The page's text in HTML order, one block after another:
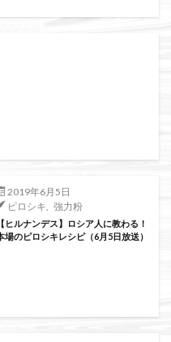
2019年6月5日
ピロシキ
強力粉
【ヒルナンデス】ロシア人に教わる！
場のピロシキレシピ（6月5日放送）